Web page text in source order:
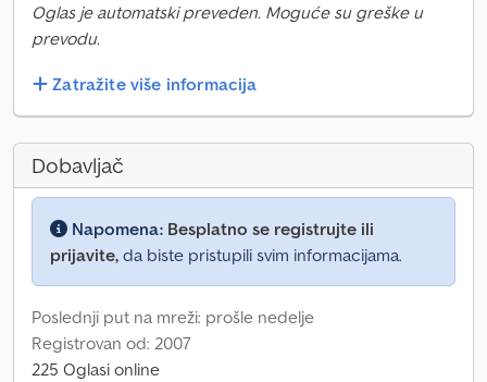
Oglas je automatski preveden. Moguće su greške u
prevodu.
Zatražite više informacija
Dobavljač
Napomena: Besplatno se registrujte ili
prijavite, da biste pristupili svim informacijama.
Poslednji put na mreži: prošle nedelje
Registrovan od: 2007
225 Oglasi online